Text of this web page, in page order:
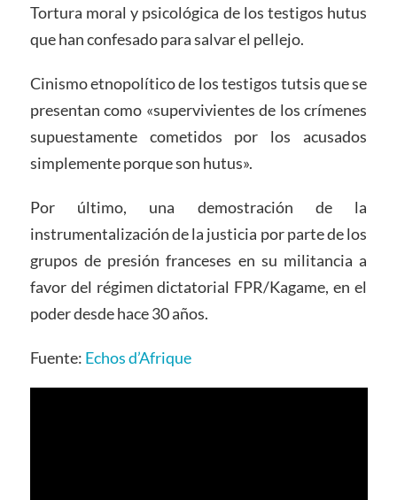
Tortura moral y psicológica de los testigos hutus
que han confesado para salvar el pellejo.
Cinismo etnopolítico de los testigos tutsis que se
presentan como «supervivientes de los crímenes
supuestamente cometidos por los acusados
simplemente porque son hutus».
Por último, una demostración de la
instrumentalización de la justicia por parte de los
grupos de presión franceses en su militancia a
favor del régimen dictatorial FPR/Kagame, en el
poder desde hace 30 años.
Fuente: Echos d’Afrique